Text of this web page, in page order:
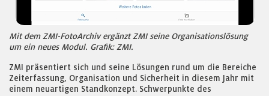
Mit dem ZMI-FotoArchiv ergänzt ZMI seine Organisationslösung
um ein neues Modul. Grafik: ZMI.
ZMI präsentiert sich und seine Lösungen rund um die Bereiche
Zeiterfassung, Organisation und Sicherheit in diesem Jahr mit
einem neuartigen Standkonzept. Schwerpunkte des